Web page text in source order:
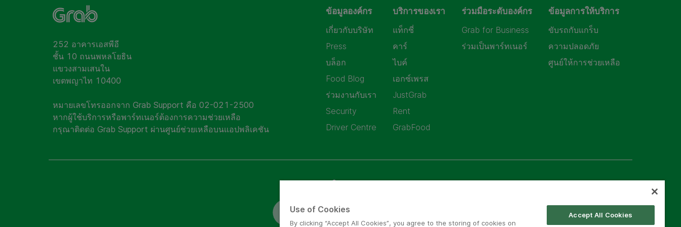
252 อาคารเอสพีอี
ชั้น 10 ถนนพหลโยธิน
แขวงสามเสนใน
เขตพญาไท 10400
หมายเลขโทรออกจาก Grab Support คือ 02-021-2500
หากผู้ใช้บริการหรือพาร์ทเนอร์ต้องการความช่วยเหลือ
กรุณาติดต่อ Grab Support ผ่านศูนย์ช่วยเหลือบนแอปพลิเคชัน
ข้อมูลองค์กร
เกี่ยวกับบริษัท
Press
บล็อก
Food Blog
ร่วมงานกับเรา
Security
Driver Centre
บริการของเรา
แท็กซี่
คาร์
ไบค์
เอกซ์เพรส
JustGrab
Rent
GrabFood
ร่วมมือระดับองค์กร
Grab for Business
ร่วมเป็นพาร์ทเนอร์
ข้อมูลการให้บริการ
ขับรถกับแกร็บ
ความปลอดภัย
ศูนย์ให้การช่วยเหลือ
Use of Cookies
By clicking “Accept All Cookies”, you agree to the storing of cookies on
Accept All Cookies